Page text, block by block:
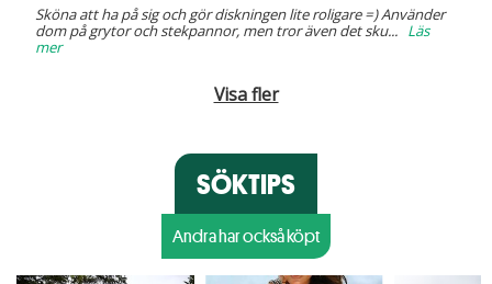
Sköna att ha på sig och gör diskningen lite roligare =) Använder
dom på grytor och stekpannor, men tror även det sku... Läs
mer
Visa fler
SÖKTIPS
Andra har också köpt